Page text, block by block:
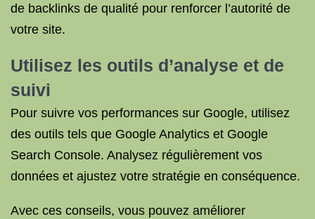
de backlinks de qualité pour renforcer l’autorité de
votre site.
Utilisez les outils d’analyse et de
suivi
Pour suivre vos performances sur Google, utilisez
des outils tels que Google Analytics et Google
Search Console. Analysez régulièrement vos
données et ajustez votre stratégie en conséquence.
Avec ces conseils, vous pouvez améliorer